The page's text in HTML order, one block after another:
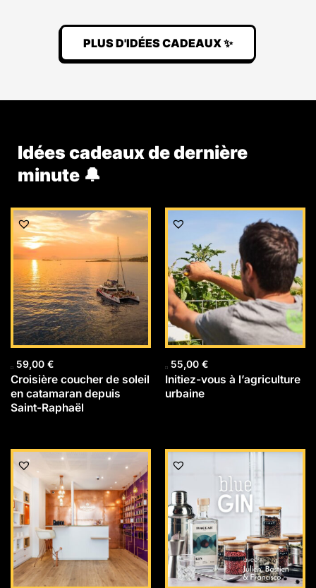
PLUS D'IDÉES CADEAUX ✨
Idées cadeaux de dernière
minute 🔔
59,00 €
Croisière coucher de soleil
en catamaran depuis
Saint-Raphaël
55,00 €
Initiez-vous à l’agriculture
urbaine